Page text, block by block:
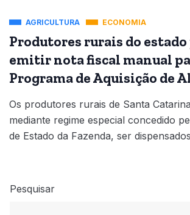
AGRICULTURA ECONOMIA
Produtores rurais do estado
emitir nota fiscal manual
Programa de Aquisição de
Os produtores rurais de Santa
mediante regime especial concedido
de Estado da Fazenda, ser
Pesquisar